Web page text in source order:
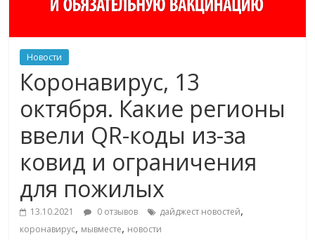
Новости
Коронавирус, 13
октября. Какие регионы
ввели QR-коды из-за
ковид и ограничения
для пожилых
13.10.2021 0 отзывов дайджест новостей,
коронавирус, мывместе, новости